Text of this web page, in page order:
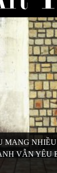
MANG
VẪN YÊU